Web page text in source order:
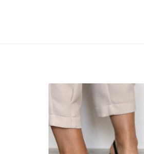
Rodzaj obcasa
Wysokość obcasa